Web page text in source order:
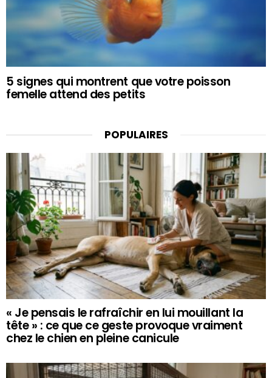
5 signes qui montrent que votre poisson
femelle attend des petits
POPULAIRES
« Je pensais le rafraîchir en lui mouillant la
tête » : ce que ce geste provoque vraiment
chez le chien en pleine canicule